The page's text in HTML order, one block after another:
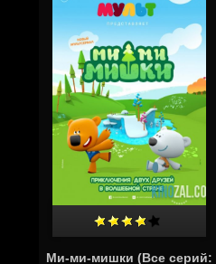
Ми-ми-мишки (Все серий: